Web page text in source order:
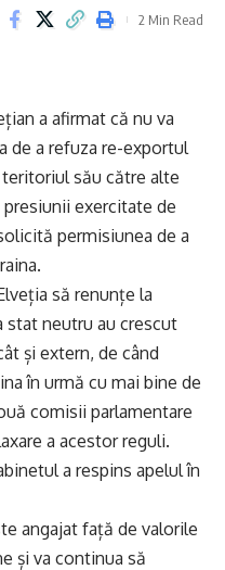
2 Min Read
a afirmat că nu va
de a refuza re-exportul
său către alte
exercitate de
permisiunea de a
să renunțe la
stat neutru au crescut
și extern, de când
în urmă cu mai bine de
comisii parlamentare
a acestor reguli.
a respins apelul în
angajat față de valorile
și va continua să